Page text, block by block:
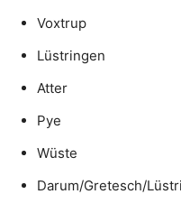
Voxtrup
Lüstringen
Atter
Pye
Wüste
Darum/Gretesch/